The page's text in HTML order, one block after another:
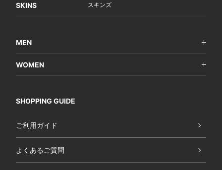
SKINS スキンズ
MEN
WOMEN
SHOPPING GUIDE
ご利用ガイド
よくあるご質問